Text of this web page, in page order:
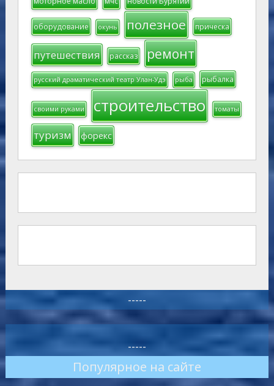
оборудование окунь полезное прическа
путешествия рассказ ремонт
русский драматический театр Улан-Удэ рыба рыбалка
своими руками строительство томаты
туризм форекс
-----
-----
Популярное на сайте